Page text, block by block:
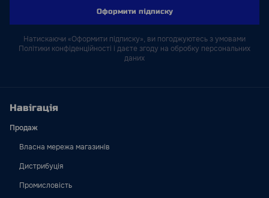
Оформити підписку
Натискаючи «Оформити підписку», ви погоджуютесь з умовами
Політики конфіденційності і даєте згоду на обробку персональних
даних
Навігація
Продаж
Власна мережа магазинів
Дистрибуція
Промисловість